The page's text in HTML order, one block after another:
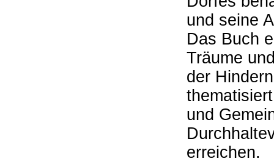
und seine
Das Buch
Träume
der
und
erreichen.